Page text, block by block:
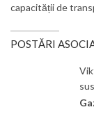
capacității de
POSTĂRI